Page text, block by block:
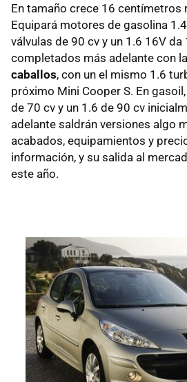
En tamaño crece 16 centímetros
Equipará motores de gasolina
válvulas de 90 cv y un 1.6 16V da
completados más adelante con
caballos, con un el mismo 1.6
próximo Mini Cooper S. En
de 70 cv y un 1.6 de 90 cv
adelante saldrán versiones algo
acabados, equipamientos y
información, y su salida al
este año.